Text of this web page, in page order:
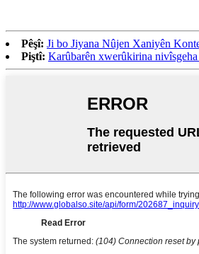
Pêşî: Ji bo Jiyana Nûjen Xaniyên
Piştî: Karûbarên xwerûkirina